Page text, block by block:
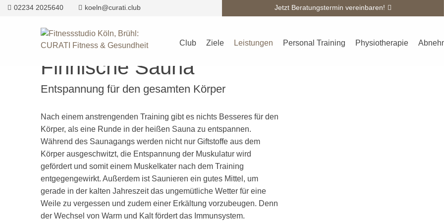
Jetzt Beratungstermin vereinbaren!
02234 2025640 koeln@curati.club
Club Ziele Leistungen Personal Training Physiotherapie
Firmenfitness Fitness Diagnostik
Finnische Sauna
Entspannung für den gesamten Körper
Nach einem anstrengenden Training gibt es nichts Besseres für den
Körper, als eine Runde in der heißen Sauna zu entspannen.
Während des Saunagangs werden nicht nur Giftstoffe aus dem
Körper ausgeschwitzt, die Entspannung der Muskulatur wird
gefördert und somit einem Muskelkater nach dem Training
entgegengewirkt. Außerdem ist Saunieren ein gutes Mittel, um
gerade in der kalten Jahreszeit das ungemütliche Wetter für eine
Weile zu vergessen und zudem einer Erkältung vorzubeugen. Denn
der Wechsel von Warm und Kalt fördert das Immunsystem.